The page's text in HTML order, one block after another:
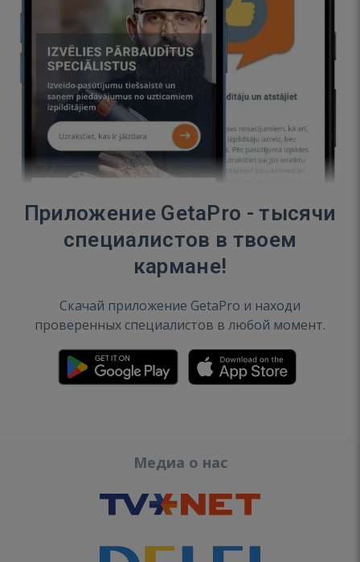
Приложение GetaPro - тысячи
специалистов в твоем
кармане!
Скачай приложение GetaPro и находи
проверенных специалистов в любой момент.
Медиа о нас